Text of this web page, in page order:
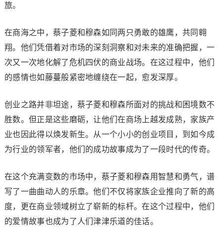
旅。
在商海之中，蔡子菱和穆森如同两只勇敢的雄鹰，共同翱
翔。他们凭借着对市场的深刻洞察和对未来的准确把握，一
次又一次地化解了危机四伏的商业战场。在这过程中，他们
的感情也如藤蔓般紧密地缠绕在一起，愈发深厚。
创业之路并非坦途，蔡子菱和穆森所面对的挑战和困境数不
胜数。但正是这些磨砺，让他们在商场上越发成熟，家族产
业也因此得以焕发新生。从一个小小的创业项目，到如今成
为行业的领军者，他们的成功故事成为了一段时代的传奇。
在这个充满变数的市场中，蔡子菱和穆森用智慧和勇气，谱
写了一曲曲动人的乐章。他们不仅将家族企业推向了新的高
度，更在商业领域树立了崭新的标杆。在这个过程中，他们
的爱情故事也成为了人们津津乐道的佳话。